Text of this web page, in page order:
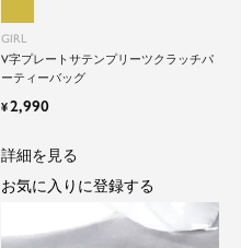
GIRL
V字プレートサテンプリーツクラッチパ
ーティーバッグ
¥2,990
詳細を見る
お気に入りに登録する